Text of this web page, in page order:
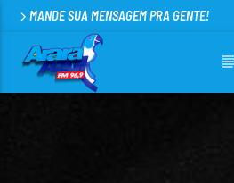
MANDE SUA MENSAGEM PRA GENTE!